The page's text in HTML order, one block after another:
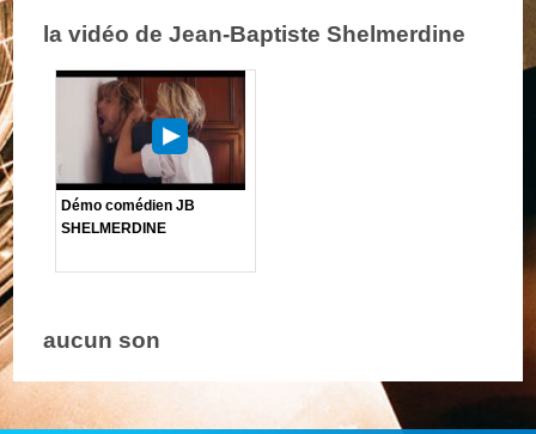
la vidéo de Jean-Baptiste Shelmerdine
Démo comédien JB
SHELMERDINE
aucun son